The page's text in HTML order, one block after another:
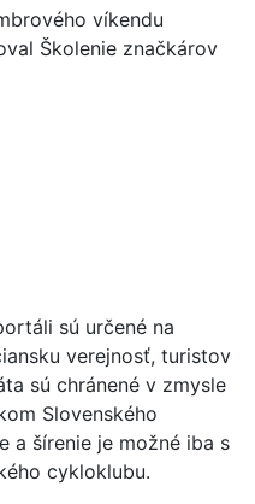
víkendu
Školenie značkárov
sú určené na
verejnosť, turistov
sú chránené v zmysle
Slovenského
a šírenie je možné iba s
cykloklubu.